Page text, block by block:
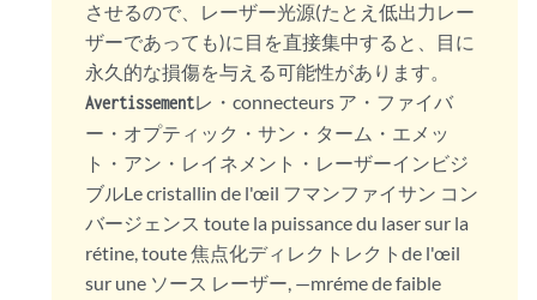
させるので、レーザー光源(たとえ低出力レー
ザーであっても)に目を直接集中すると、目に
永久的な損傷を与える可能性があります。
Avertissementレ・connecteurs ア・ファイバ
ー・オプティック・サン・ターム・エメッ
ト・アン・レイネメント・レーザーインビジ
ブルLe cristallin de l'œil フマンファイサン コン
バージェンス toute la puissance du laser sur la
rétine, toute 焦点化ディレクトレクトde l'œil
sur une ソース レーザー, —mréme de faible